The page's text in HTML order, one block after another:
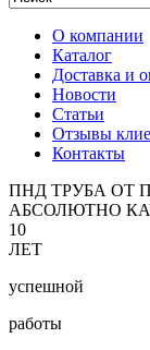
О компании
Каталог
Доставка и
Новости
Статьи
Отзывы
Контакты
ПНД ТРУБА ОТ
АБСОЛЮТНО
10
ЛЕТ
успешной
работы